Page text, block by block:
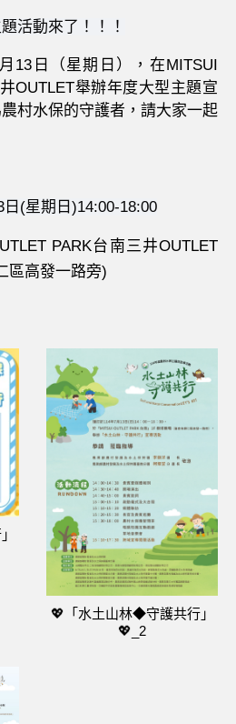
活動來了！！！
13 日（星期日），在MITSUI
OUTLET舉辦年度大型主題宣
村水保的守護者，請大家一起
日 (星期日 )14:00-18:00
PARK台南三井OUTLET
區高發一路旁)
💖「水土山林◆守護共行」
💖_2